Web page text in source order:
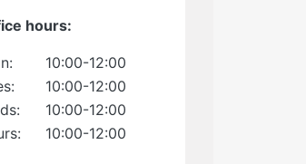
hours:
10:00-12:00
10:00-12:00
10:00-12:00
10:00-12:00